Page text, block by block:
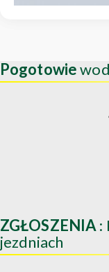
Pogotowie
ZGŁOSZENIA :
jezdniach